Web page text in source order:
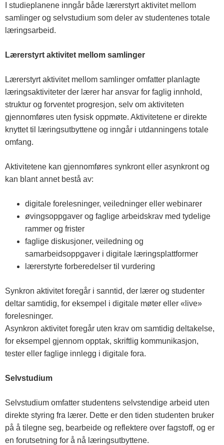
I studieplanene inngår både lærerstyrt aktivitet mellom
samlinger og selvstudium som deler av studentenes totale
læringsarbeid.
Lærerstyrt aktivitet mellom samlinger
Lærerstyrt aktivitet mellom samlinger omfatter planlagte
læringsaktiviteter der lærer har ansvar for faglig innhold,
struktur og forventet progresjon, selv om aktiviteten
gjennomføres uten fysisk oppmøte. Aktivitetene er direkte
knyttet til læringsutbyttene og inngår i utdanningens totale
omfang.
Aktivitetene kan gjennomføres synkront eller asynkront og
kan blant annet bestå av:
digitale forelesninger, veiledninger eller webinarer
øvingsoppgaver og faglige arbeidskrav med tydelige
rammer og frister
faglige diskusjoner, veiledning og
samarbeidsoppgaver i digitale læringsplattformer
lærerstyrte forberedelser til vurdering
Synkron aktivitet foregår i sanntid, der lærer og studenter
deltar samtidig, for eksempel i digitale møter eller «live»
forelesninger.
Asynkron aktivitet foregår uten krav om samtidig deltakelse,
for eksempel gjennom opptak, skriftlig kommunikasjon,
tester eller faglige innlegg i digitale fora.
Selvstudium
Selvstudium omfatter studentens selvstendige arbeid uten
direkte styring fra lærer. Dette er den tiden studenten bruker
på å tilegne seg, bearbeide og reflektere over fagstoff, og er
en forutsetning for å nå læringsutbyttene.